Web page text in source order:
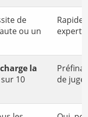
de
ou un
Rapide
charge la
sur 10
de